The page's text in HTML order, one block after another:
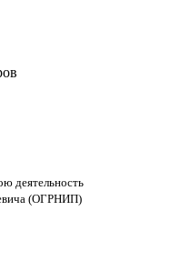
деятельность
(ОГРНИП)